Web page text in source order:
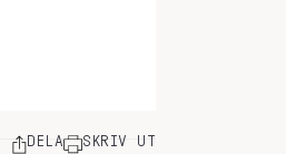
DELA SKRIV UT